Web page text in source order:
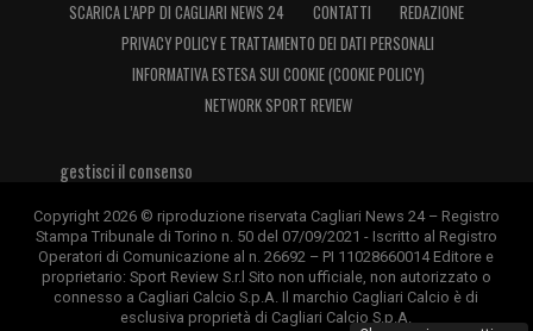
SCARICA L’APP DI CAGLIARI NEWS 24 CONTATTI
REDAZIONE
PRIVACY POLICY E TRATTAMENTO DEI DATI PERSONALI
INFORMATIVA ESTESA SUI COOKIE (COOKIE POLICY)
NETWORK SPORT REVIEW
gestisci il consenso
Copyright 2026 © riproduzione riservata Cagliari News 24 – Registro
Stampa Tribunale di Torino n. 50 del 07/09/2021 - Iscritto al Registro
Operatori di Comunicazione al n. 26692 – PI 11028660014 Editore e
proprietario: Sport Review S.r.l Sito non ufficiale, non autorizzato o
connesso a Cagliari Calcio S.p.A. Il marchio Cagliari Calcio è di
esclusiva proprietà di Cagliari Calcio S.p.A.